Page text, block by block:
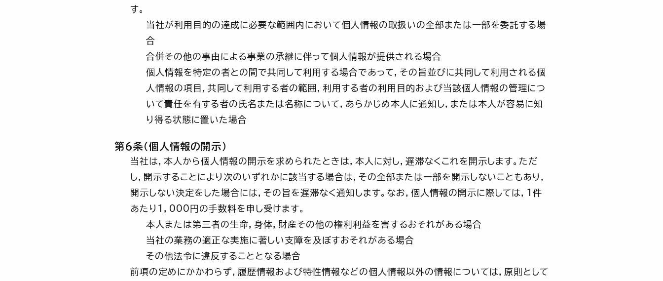
す。
当社が利用目的の達成に必要な範囲内において個人情報の取扱いの全部または一部を委託する場
合
合併その他の事由による事業の承継に伴って個人情報が提供される場合
個人情報を特定の者との間で共同して利用する場合であって，その旨並びに共同して利用される個
人情報の項目，共同して利用する者の範囲，利用する者の利用目的および当該個人情報の管理につ
いて責任を有する者の氏名または名称について，あらかじめ本人に通知し，または本人が容易に知
り得る状態に置いた場合
第6条（個人情報の開示）
当社は，本人から個人情報の開示を求められたときは，本人に対し，遅滞なくこれを開示します。ただ
し，開示することにより次のいずれかに該当する場合は，その全部または一部を開示しないこともあり，
開示しない決定をした場合には，その旨を遅滞なく通知します。なお，個人情報の開示に際しては，1件
あたり1，000円の手数料を申し受けます。
本人または第三者の生命，身体，財産その他の権利利益を害するおそれがある場合
当社の業務の適正な実施に著しい支障を及ぼすおそれがある場合
その他法令に違反することとなる場合
前項の定めにかかわらず，履歴情報および特性情報などの個人情報以外の情報については，原則として